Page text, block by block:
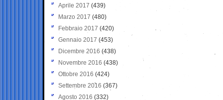
Aprile 2017 (439)
Marzo 2017 (480)
Febbraio 2017 (420)
Gennaio 2017 (453)
Dicembre 2016 (438)
Novembre 2016 (438)
Ottobre 2016 (424)
Settembre 2016 (367)
Agosto 2016 (332)